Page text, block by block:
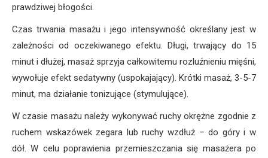
prawdziwej błogości.
Czas trwania masażu i jego intensywność określany jest w
zależności od oczekiwanego efektu. Długi, trwający do 15
minut i dłużej, masaż sprzyja całkowitemu rozluźnieniu mięśni,
wywołuje efekt sedatywny (uspokajający). Krótki masaż, 3-5-7
minut, ma działanie tonizujące (stymulujące).
W czasie masażu należy wykonywać ruchy okrężne zgodnie z
ruchem wskazówek zegara lub ruchy wzdłuż – do góry i w
dół. W celu poprawienia przemieszczania się masażera po